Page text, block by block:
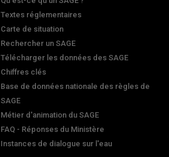
Textes réglementaires
Carte de situation
Rechercher un SAGE
Télécharger les données des SAGE
Chiffres clés
Base de données nationale des règles de
SAGE
Métier d'animation du SAGE
FAQ - Réponses du Ministère
Instances de dialogue sur l'eau